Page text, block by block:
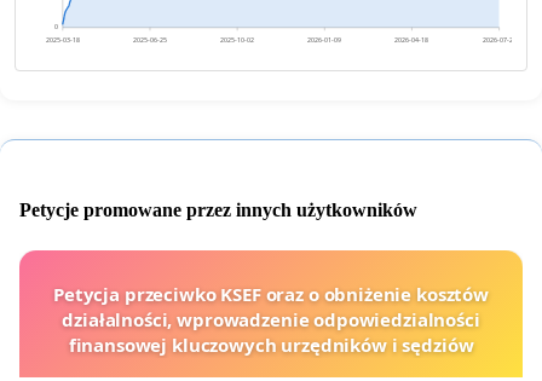
0
2025-03-18 2025-06-25 2025-10-02 2026-01-09 2026-04-18 2026-07-26
Petycje promowane przez innych użytkowników
Petycja przeciwko KSEF oraz o obniżenie kosztów
działalności, wprowadzenie odpowiedzialności
finansowej kluczowych urzędników i sędziów